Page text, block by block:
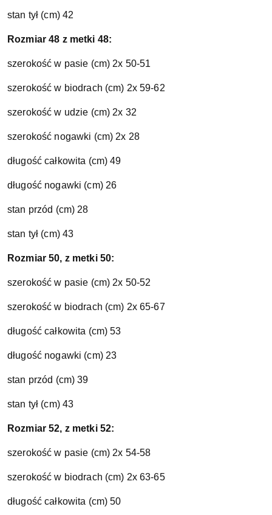
stan tył (cm) 42
Rozmiar 48 z metki 48:
szerokość w pasie (cm) 2x 50-51
szerokość w biodrach (cm) 2x 59-62
szerokość w udzie (cm) 2x 32
szerokość nogawki (cm) 2x 28
długość całkowita (cm) 49
długość nogawki (cm) 26
stan przód (cm) 28
stan tył (cm) 43
Rozmiar 50, z metki 50:
szerokość w pasie (cm) 2x 50-52
szerokość w biodrach (cm) 2x 65-67
długość całkowita (cm) 53
długość nogawki (cm) 23
stan przód (cm) 39
stan tył (cm) 43
Rozmiar 52, z metki 52:
szerokość w pasie (cm) 2x 54-58
szerokość w biodrach (cm) 2x 63-65
długość całkowita (cm) 50